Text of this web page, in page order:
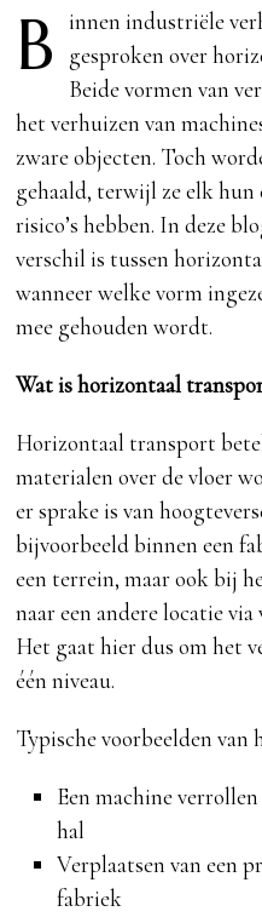
B
innen industriële
gesproken over
Beide vormen van
het verhuizen van
zware objecten. Toch
gehaald, terwijl ze elk hun
risico’s hebben. In deze
verschil is tussen
wanneer welke vorm
mee gehouden wordt.
Wat is horizontaal
Horizontaal transport
materialen over de vloer
er sprake is van
bijvoorbeeld binnen een
een terrein, maar ook bij
naar een andere locatie
Het gaat hier dus om het
één niveau.
Typische voorbeelden
Een machine
hal
Verplaatsen van een
fabriek